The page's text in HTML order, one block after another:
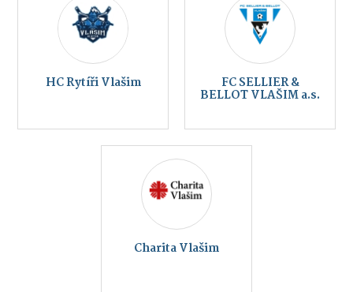
HC Rytíři Vlašim FC SELLIER &
BELLOT VLAŠIM a.s.
Charita Vlašim